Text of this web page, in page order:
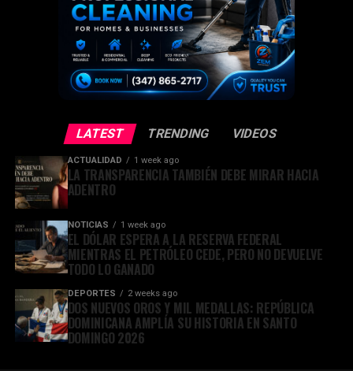
LATEST TRENDING VIDEOS
ACTUALIDAD 1 week ago
LA TRANSPARENCIA TAMBIÉN DEBE MIRAR HACIA
ADENTRO
NOTICIAS 1 week ago
EL DÓLAR ESPERA A LA RESERVA FEDERAL
MIENTRAS EL PETRÓLEO CEDE, PERO NO DEVUELVE
TODO LO GANADO
DEPORTES 2 weeks ago
DOS NUEVOS OROS Y MIL MEDALLAS: REPÚBLICA
DOMINICANA AMPLÍA SU HISTORIA EN SANTO
DOMINGO 2026